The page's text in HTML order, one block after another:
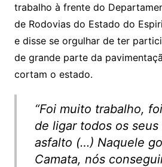
trabalho à frente do
de Rodovias do Estado do
e disse se orgulhar de ter
de grande parte da
cortam o estado.
“Foi muito trabalho,
de ligar todos os
asfalto (…) Naquele
Camata, nós